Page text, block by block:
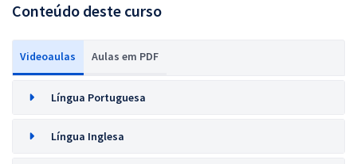
Conteúdo deste curso
Videoaulas Aulas em PDF
Língua Portuguesa
Língua Inglesa